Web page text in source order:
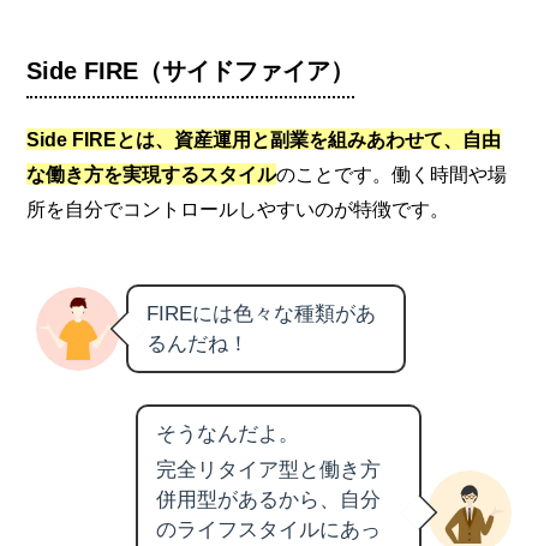
Side FIRE（サイドファイア）
Side FIREとは、資産運用と副業を組みあわせて、自由
な働き方を実現するスタイルのことです。働く時間や場
所を自分でコントロールしやすいのが特徴です。
FIREには色々な種類があ
るんだね！
そうなんだよ。
完全リタイア型と働き方
併用型があるから、自分
のライフスタイルにあっ